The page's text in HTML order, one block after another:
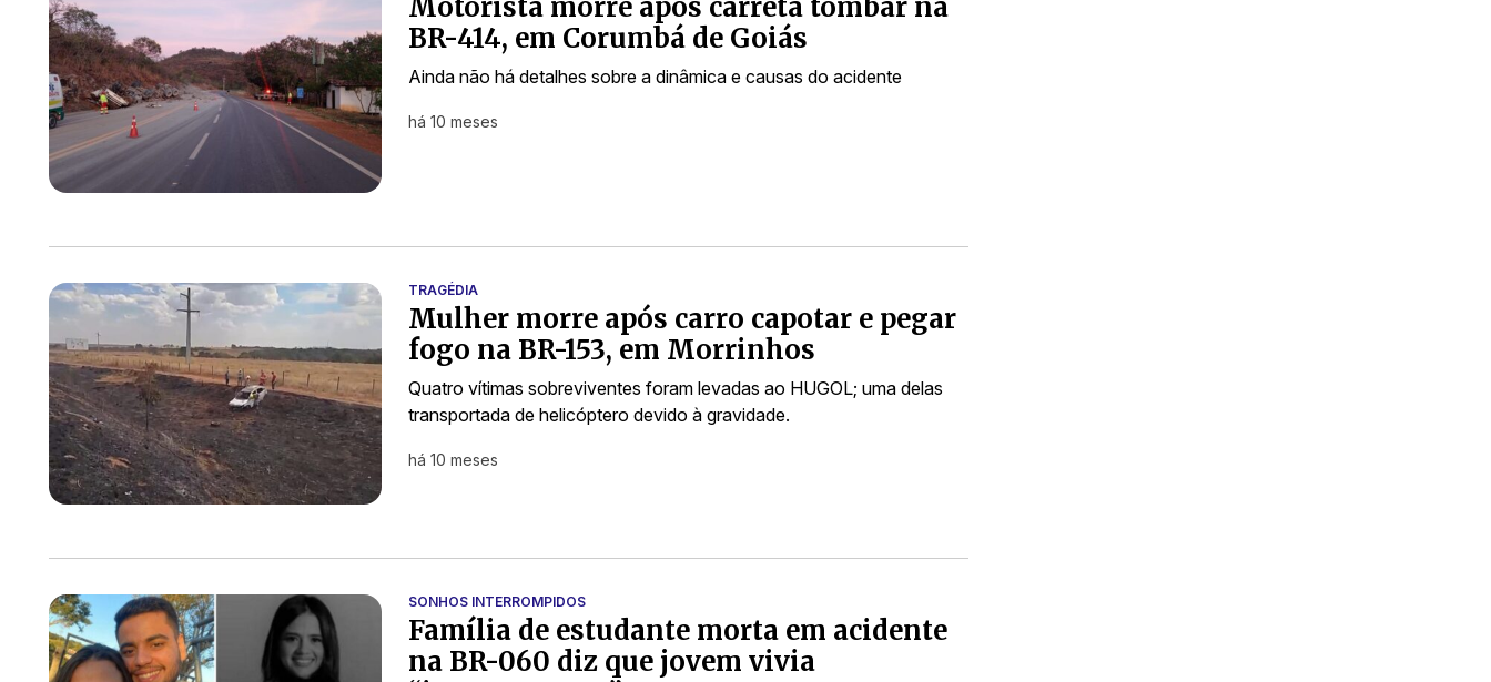
Motorista morre após carreta tombar na
BR-414, em Corumbá de Goiás
Ainda não há detalhes sobre a dinâmica e causas do acidente
há 10 meses
TRAGÉDIA
Mulher morre após carro capotar e pegar
fogo na BR-153, em Morrinhos
Quatro vítimas sobreviventes foram levadas ao HUGOL; uma delas
transportada de helicóptero devido à gravidade.
há 10 meses
SONHOS INTERROMPIDOS
Família de estudante morta em acidente
na BR-060 diz que jovem vivia